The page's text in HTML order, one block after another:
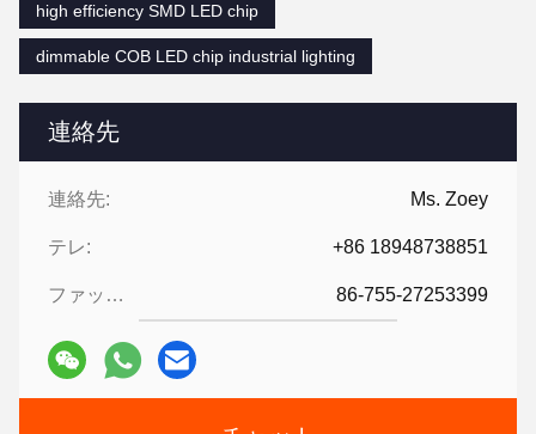
連絡先
連絡先: Ms. Zoey
テレ: +86 18948738851
ファックス: 86-755-27253399
high efficiency SMD LED chip
dimmable COB LED chip industrial lighting